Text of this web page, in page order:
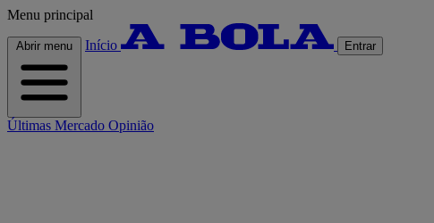
Menu principal
Abrir menu Início Entrar
Últimas Mercado Opinião